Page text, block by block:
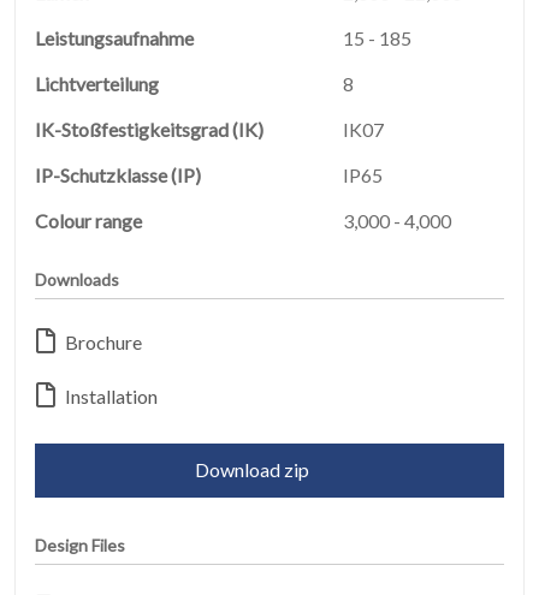
PRODUKTE
EARTHLIGHT
03
UNSERE
DIENSTLEISTUNGEN
04
RECHTLICH
INFO
06
KONTAKT
Leistungsaufnahme
15 - 185
Lichtverteilung
8
IK-Stoßfestigkeitsgrad (IK)
IK07
IP-Schutzklasse (IP)
IP65
Colour range
3,000 - 4,000
Downloads
Brochure
Installation
Download zip
Design Files